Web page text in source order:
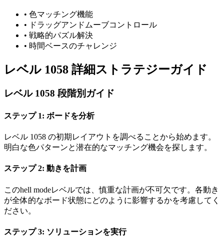
• 色マッチング機能
• ドラッグアンドムーブコントロール
• 戦略的パズル解決
• 時間ベースのチャレンジ
レベル 1058 詳細ストラテジーガイド
レベル 1058 段階別ガイド
ステップ 1: ボードを分析
レベル 1058 の初期レイアウトを調べることから始めます。
明白な色パターンと潜在的なマッチング機会を探します。
ステップ 2: 動きを計画
このhell modeレベルでは、慎重な計画が不可欠です。各動き
が全体的なボード状態にどのように影響するかを考慮してく
ださい。
ステップ 3: ソリューションを実行